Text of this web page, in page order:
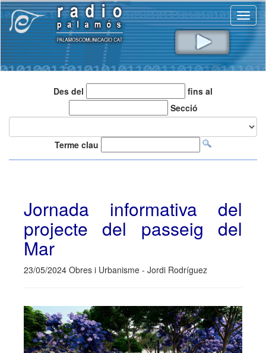
Des del
fins al
Secció
Terme clau
Jornada informativa del
projecte del passeig del
Mar
23/05/2024 Obres i Urbanisme - Jordi Rodríguez